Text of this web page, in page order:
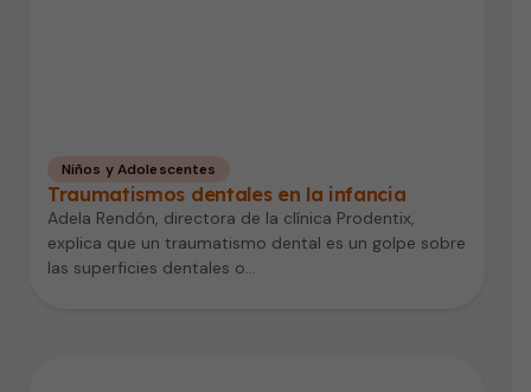
Niños y Adolescentes
Traumatismos dentales en la infancia
Adela Rendón, directora de la clínica Prodentix,
explica que un traumatismo dental es un golpe sobre
las superficies dentales o…